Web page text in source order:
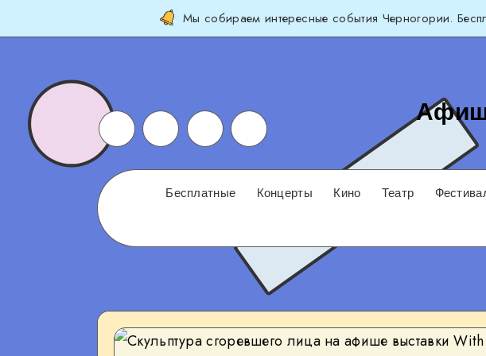
Мы собираем интересные события Черногории.
Бесплатные Концерты Кино Театр